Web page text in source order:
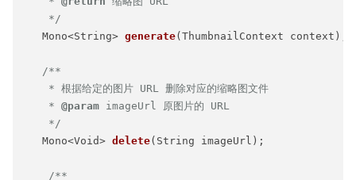
    */
   Mono<String>
generate(ThumbnailContext context)
/**
    * 根据给定的图片 URL 删除对应的缩略图文件
    *
@param imageUrl 原图片的 URL
    */
   Mono<Void>
delete(String imageUrl) ;
/**